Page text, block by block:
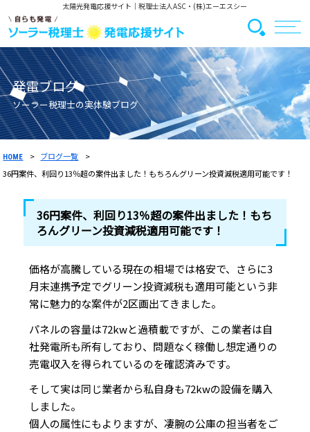
太陽光発電応援サイト ｜税理士法人ASC・(株)エーエスシー
発電ブログ
ソーラー税理士の実体験ブログ
HOME
ブログ一覧
36円案件、利回り13％超の案件出ました！もちろんグリーン投資減税適用可能です！
36円案件、利回り13％超の案件出ました！もち
ろんグリーン投資減税適用可能です！
価格が高騰している現在の相場では格安で、さらに3
月末連携予定でグリーン投資減税も適用可能という非
常に魅力的な案件が2区画出てきました。
パネルの容量は72kwと過積載ですが、この業者は自
社発電所も所有しており、問題なく稼働し想定通りの
売電収入を得られているのを確認済みです。
そして実は同じ業者から私自身も72kwの設備を購入
しました。
個人の属性にもよりますが、凄腕の公庫の担当者をご